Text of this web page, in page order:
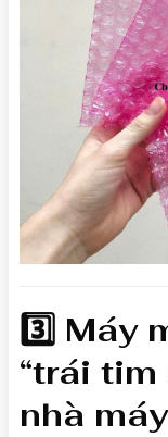
3️⃣ Máy
“trái tim
nhà máy